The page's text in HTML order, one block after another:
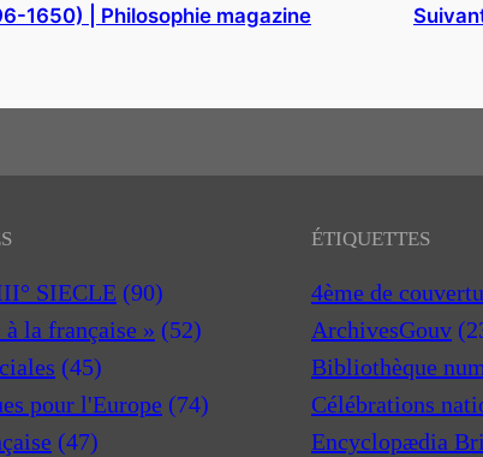
1650) | Philosophie magazine
SIECLE (90)
la française » (52)
(45)
pour l'Europe (74)
(47)
ÉTIQUETTES
4ème de
ArchivesGouv
Bibliothèque
Célébrations
Encyclopædia